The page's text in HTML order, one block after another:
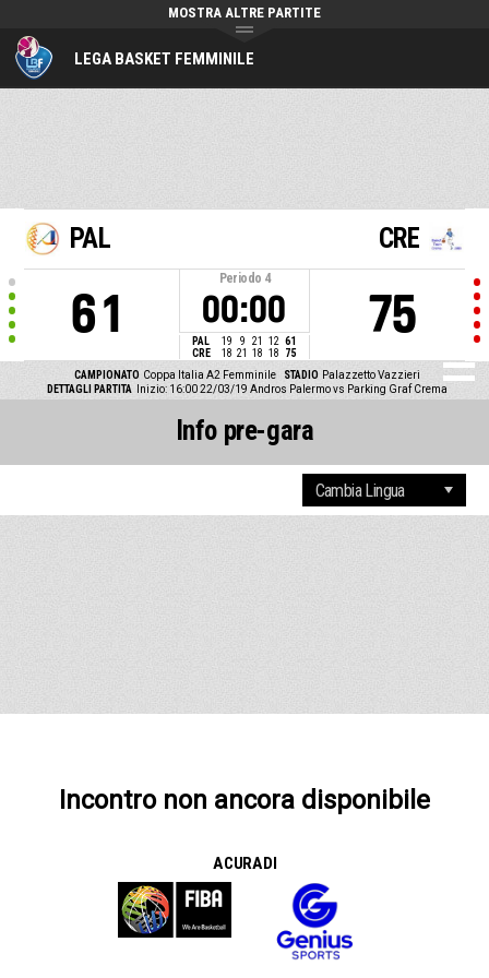
LEGA BASKET FEMMINILE
MOSTRA ALTRE PARTITE
PAL
61
Periodo 4
00:00
PAL 19 9 21 12 61
CRE
18 21 18 18 75
CRE
75
CAMPIONATO Coppa Italia A2 Femminile STADIO Palazzetto Vazzieri
DETTAGLI PARTITA
Inizio: 16:00 22/03/19 Andros Palermo vs Parking Graf Crema
Info pre-gara
Incontro non ancora disponibile
A CURA DI